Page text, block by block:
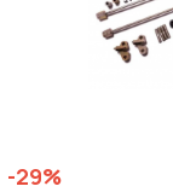
-29%